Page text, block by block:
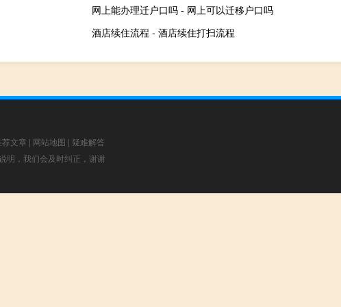
网上能办理迁户口吗 - 网上可以迁移户口吗
酒店续住流程 - 酒店续住打扫流程
文章 | 网站地图 | 疑难解答
明，我们会及时纠正，谢谢